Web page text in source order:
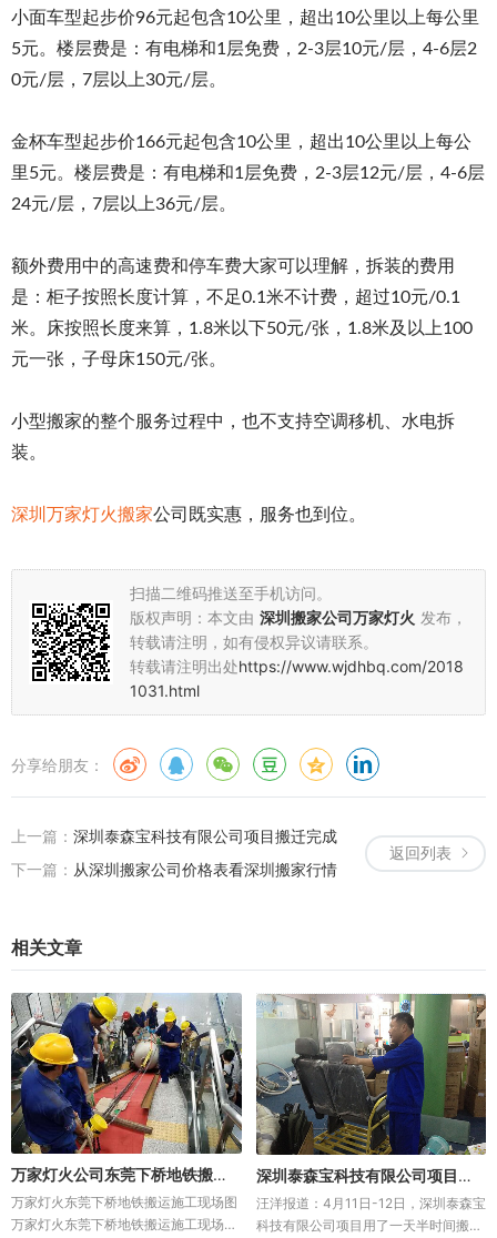
小面车型起步价96元起包含10公里，超出10公里以上每公里
5元。楼层费是：有电梯和1层免费，2-3层10元/层，4-6层2
0元/层，7层以上30元/层。
金杯车型起步价166元起包含10公里，超出10公里以上每公
里5元。楼层费是：有电梯和1层免费，2-3层12元/层，4-6层
24元/层，7层以上36元/层。
额外费用中的高速费和停车费大家可以理解，拆装的费用
是：柜子按照长度计算，不足0.1米不计费，超过10元/0.1
米。床按照长度来算，1.8米以下50元/张，1.8米及以上100
元一张，子母床150元/张。
小型搬家的整个服务过程中，也不支持空调移机、水电拆
装。
深圳万家灯火搬家公司既实惠，服务也到位。
扫描二维码推送至手机访问。
版权声明：本文由 深圳搬家公司万家灯火 发布，
转载请注明，如有侵权异议请联系。
转载请注明出处https://www.wjdhbq.com/2018
1031.html
分享给朋友：
返回列表
上一篇： 深圳泰森宝科技有限公司项目搬迁完成
下一篇： 从深圳搬家公司价格表看深圳搬家行情
相关文章
万家灯火公司东莞下桥地铁搬运施工
万家灯火东莞下桥地铁搬运施工现场图
万家灯火东莞下桥地铁搬运施工现场图
深圳泰森宝科技有限公司项目搬迁完成
汪洋报道：4月11日-12日，深圳泰森宝
科技有限公司项目用了一天半时间搬迁